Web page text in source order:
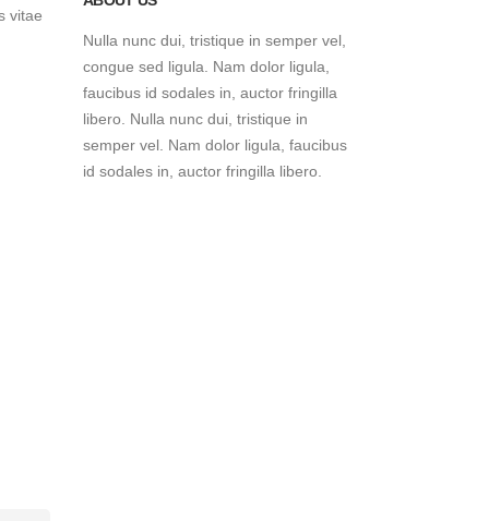
vitae
Nulla nunc dui, tristique in semper vel,
congue sed ligula. Nam dolor ligula,
faucibus id sodales in, auctor fringilla
libero. Nulla nunc dui, tristique in
semper vel. Nam dolor ligula, faucibus
id sodales in, auctor fringilla libero.